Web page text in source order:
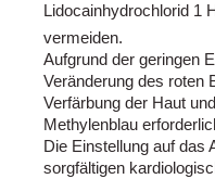
Lidocainhydrochlorid 1
vermeiden.
Aufgrund der geringen
Veränderung des roten
Verfärbung der Haut
Methylenblau
Die Einstellung auf das
sorgfältigen